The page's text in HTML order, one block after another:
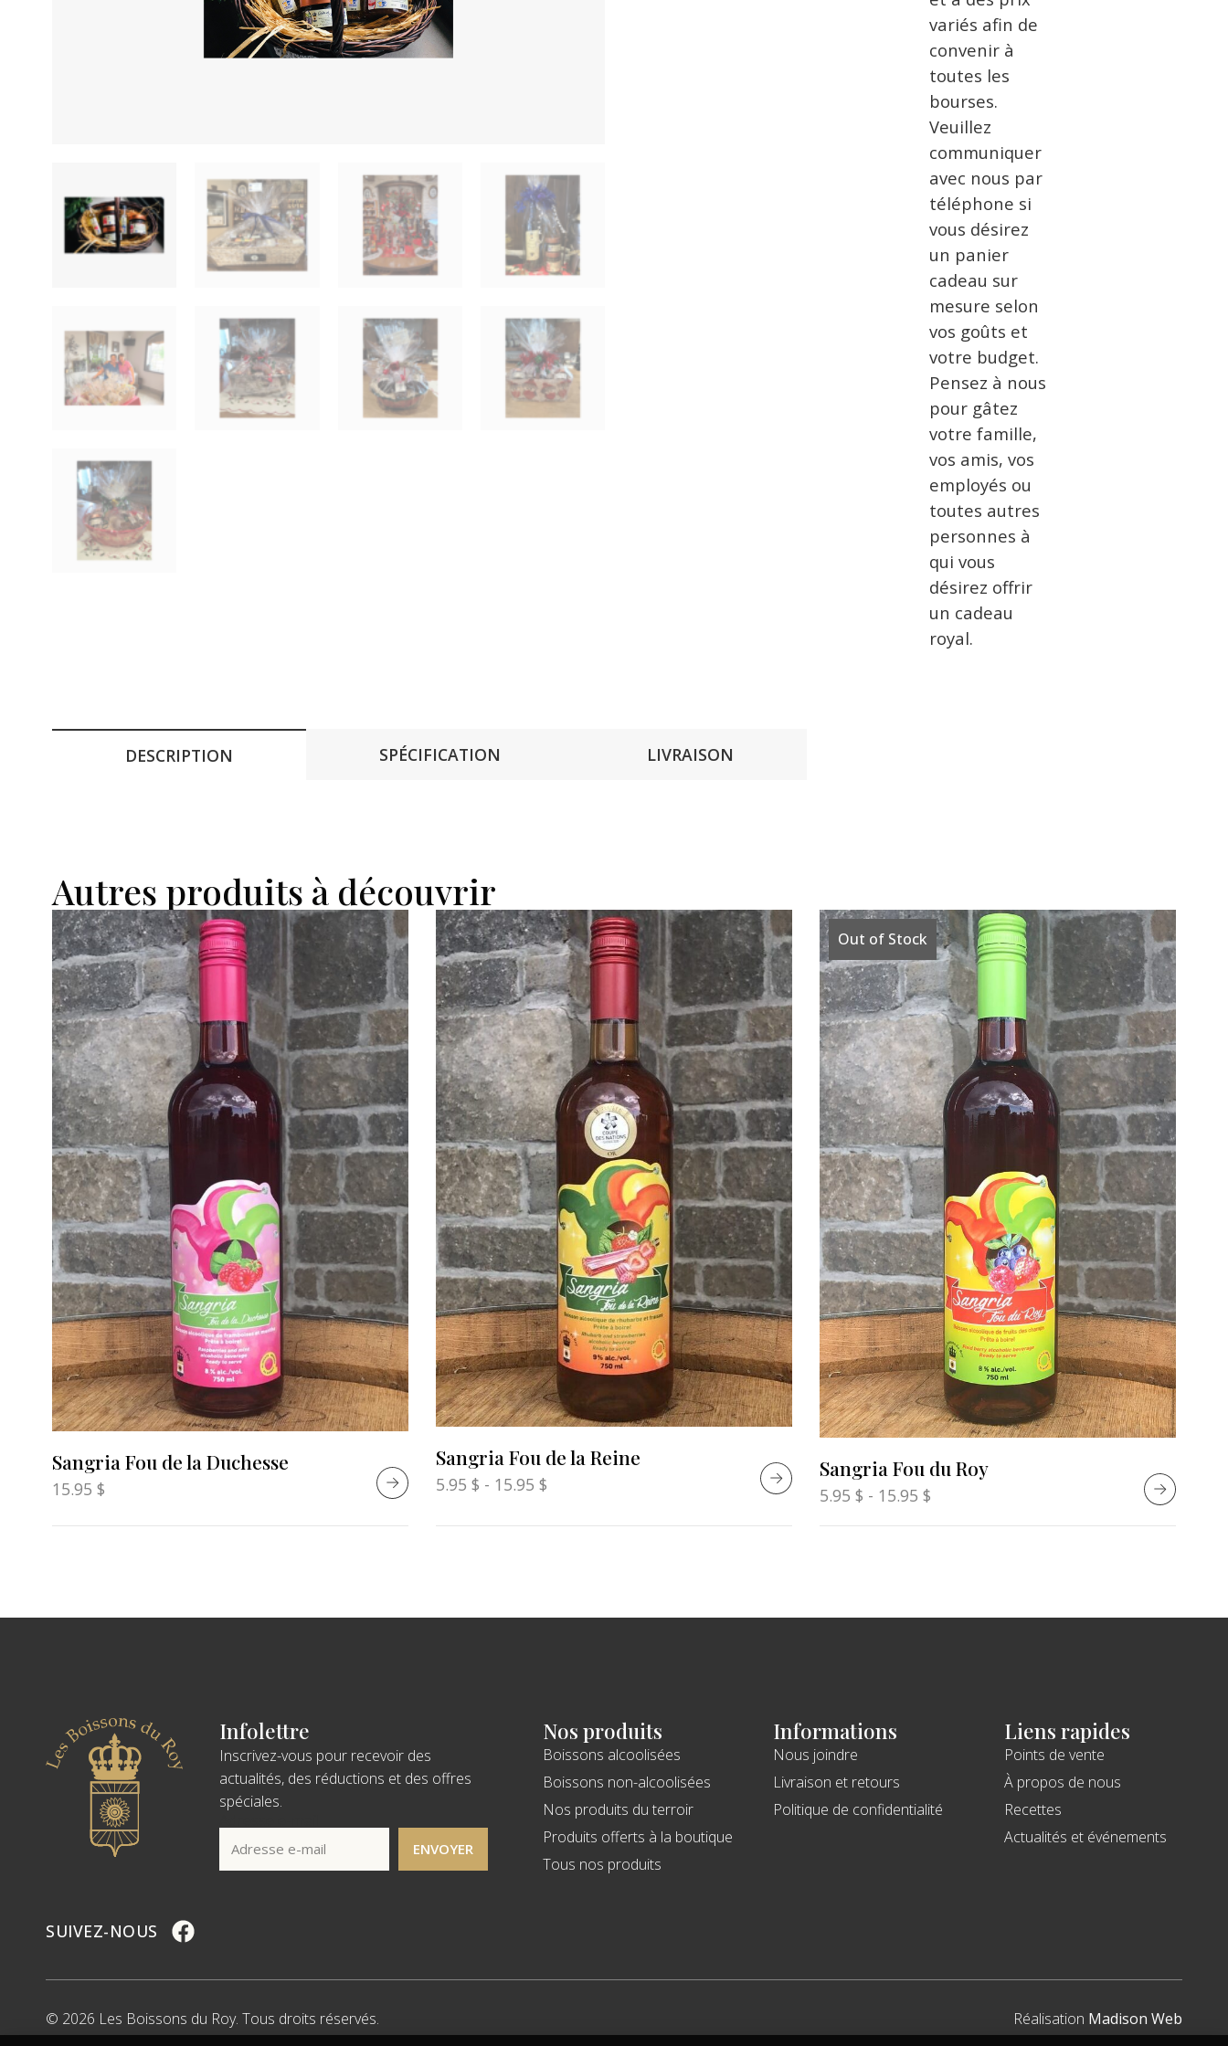
variés afin de
convenir à
toutes les
bourses.
Veuillez
communiquer
avec nous par
téléphone si
vous désirez
un panier
cadeau sur
mesure selon
vos goûts et
votre budget.
Pensez à nous
pour gâtez
votre famille,
vos amis, vos
employés ou
toutes autres
personnes à
qui vous
désirez offrir
un cadeau
royal.
DESCRIPTION SPÉCIFICATION LIVRAISON
Autres produits à découvrir
Sangria Fou de la Duchesse
15.95 $
Sangria Fou de la Reine
5.95 $ - 15.95 $
Out of Stock
Sangria Fou du Roy
5.95 $ - 15.95 $
Infolettre
Inscrivez-vous pour recevoir des
actualités, des réductions et des offres
spéciales.
ENVOYER
Nos produits
Boissons alcoolisées
Boissons non-alcoolisées
Nos produits du terroir
Produits offerts à la boutique
Tous nos produits
Informations
Nous joindre
Livraison et retours
Politique de confidentialité
Liens rapides
Points de vente
À propos de nous
Recettes
Actualités et événements
SUIVEZ-NOUS
© 2026 Les Boissons du Roy. Tous droits réservés. Réalisation Madison Web